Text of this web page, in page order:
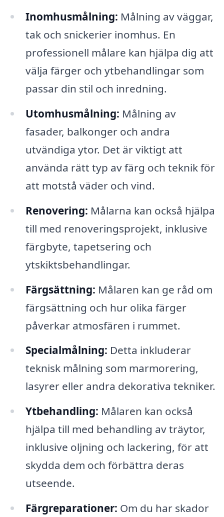
Inomhusmålning: Målning av väggar,
tak och snickerier inomhus. En
professionell målare kan hjälpa dig att
välja färger och ytbehandlingar som
passar din stil och inredning.
Utomhusmålning: Målning av
fasader, balkonger och andra
utvändiga ytor. Det är viktigt att
använda rätt typ av färg och teknik för
att motstå väder och vind.
Renovering: Målarna kan också hjälpa
till med renoveringsprojekt, inklusive
färgbyte, tapetsering och
ytskiktsbehandlingar.
Färgsättning: Målaren kan ge råd om
färgsättning och hur olika färger
påverkar atmosfären i rummet.
Specialmålning: Detta inkluderar
teknisk målning som marmorering,
lasyrer eller andra dekorativa tekniker.
Ytbehandling: Målaren kan också
hjälpa till med behandling av träytor,
inklusive oljning och lackering, för att
skydda dem och förbättra deras
utseende.
Färgreparationer: Om du har skador